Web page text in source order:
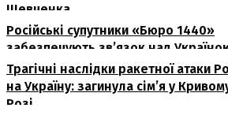
Шевченка
Російські супутники «Бюро 1440»
забезпечують зв’язок над
Трагічні наслідки ракетної атаки
на Україну: загинула сім’я у
Розі